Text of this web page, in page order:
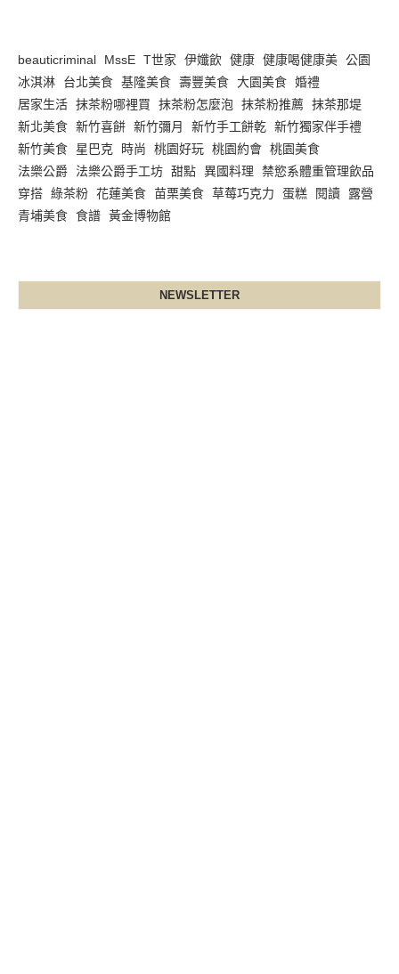
beauticriminal MssE T世家 伊孅飲 健康 健康喝健康美 公園
冰淇淋
台北美食 基隆美食 壽豐美食 大園美食 婚禮
居家生活 抹茶粉哪裡買 抹茶粉怎麼泡 抹茶粉推薦 抹茶那堤
新北美食 新竹喜餅 新竹彌月 新竹手工餅乾 新竹獨家伴手禮
新竹美食
星巴克 時尚 桃園好玩 桃園約會 桃園美食
法樂公爵
法樂公爵手工坊 甜點 異國料理
禁慾系體重管理飲品
穿搭 綠茶粉 花蓮美食 苗栗美食 草莓巧克力 蛋糕 閱讀
露營
青埔美食 食譜 黃金博物館
NEWSLETTER